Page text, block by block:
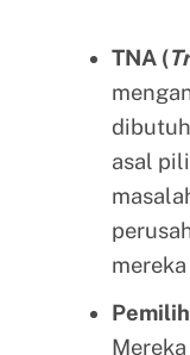
TNA (
asal